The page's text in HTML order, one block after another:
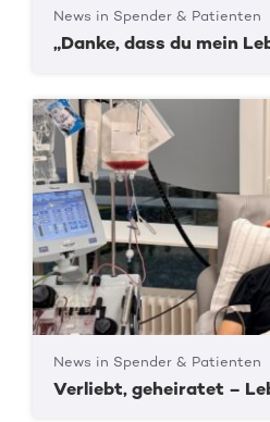
News in Spender & Patienten
„Danke, dass du mein
News in Spender & Patienten
Verliebt, geheiratet –